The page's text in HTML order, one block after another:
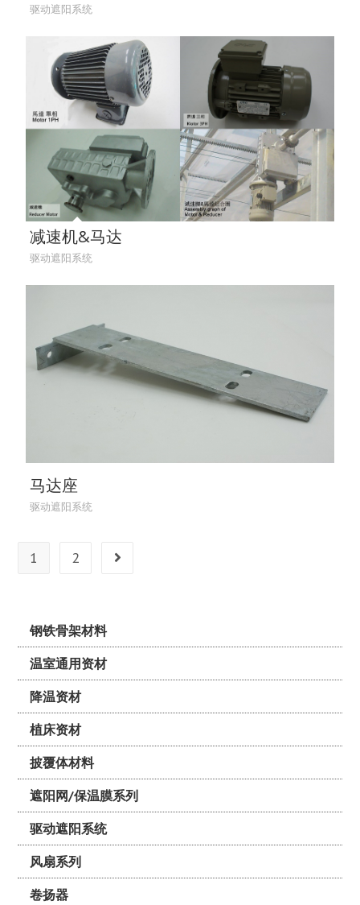
驱动遮阳系统
减速机&马达
驱动遮阳系统
马达座
驱动遮阳系统
1 2
钢铁骨架材料
温室通用资材
降温资材
植床资材
披覆体材料
遮阳网/保温膜系列
驱动遮阳系统
风扇系列
卷扬器